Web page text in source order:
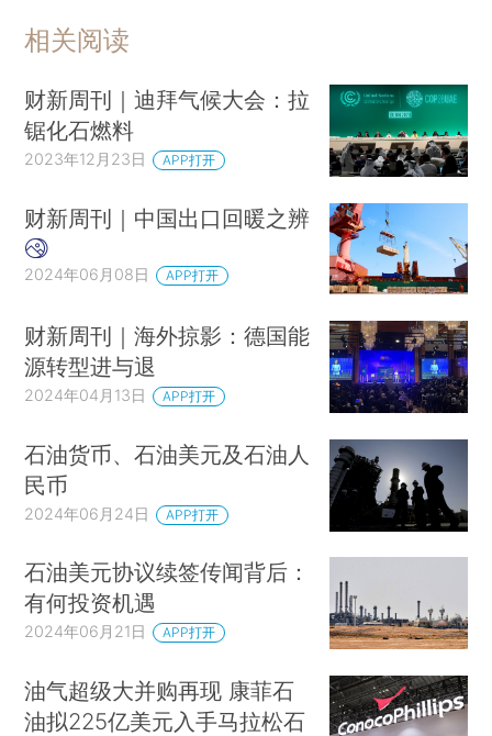
相关阅读
财新周刊｜迪拜气候大会：拉
锯化石燃料
2023年12月23日 APP打开
财新周刊｜中国出口回暖之辨
2024年06月08日 APP打开
财新周刊｜海外掠影：德国能
源转型进与退
2024年04月13日 APP打开
石油货币、石油美元及石油人
民币
2024年06月24日 APP打开
石油美元协议续签传闻背后：
有何投资机遇
2024年06月21日 APP打开
油气超级大并购再现 康菲石
油拟225亿美元入手马拉松石